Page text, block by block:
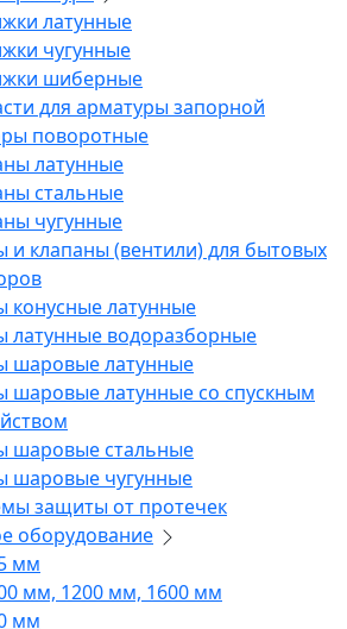
латунные
чугунные
шиберные
для арматуры запорной
поворотные
латунные
стальные
чугунные
и клапаны (вентили) для бытовых
конусные латунные
латунные водоразборные
шаровые латунные
шаровые латунные со спускным
шаровые стальные
шаровые чугунные
защиты от протечек
оборудование
мм
мм, 1200 мм, 1600 мм
мм